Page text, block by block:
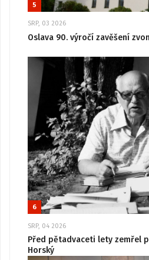
5
SRP, 03 2026
Oslava 90. výročí zavěšení
6
SRP, 04 2026
Před pětadvaceti lety zemřel
Horský